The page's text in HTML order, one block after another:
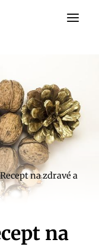
na zdravé a
na